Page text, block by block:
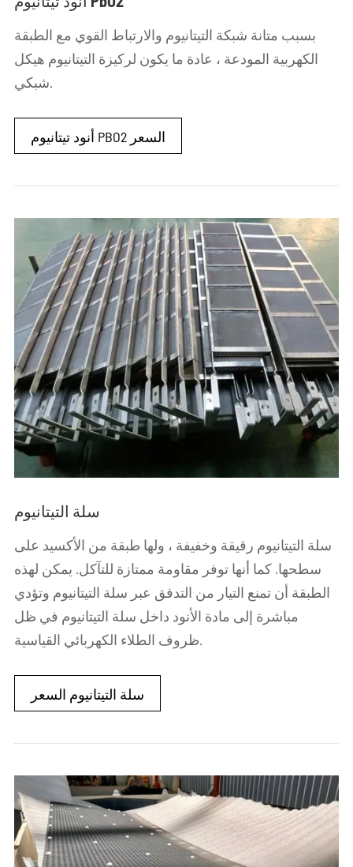
بسبب متانة شبكة التيتانيوم والارتباط القوي مع الطبقة
الكهربية المودعة ، عادة ما يكون لركيزة التيتانيوم هيكل
شبكي.
أنود تيتانيوم PBO2 السعر
سلة التيتانيوم
سلة التيتانيوم رقيقة وخفيفة ، ولها طبقة من الأكسيد على
سطحها. كما أنها توفر مقاومة ممتازة للتآكل. يمكن لهذه
الطبقة أن تمنع التيار من التدفق عبر سلة التيتانيوم وتؤدي
مباشرة إلى مادة الأنود داخل سلة التيتانيوم في ظل
ظروف الطلاء الكهربائي القياسية.
سلة التيتانيوم السعر